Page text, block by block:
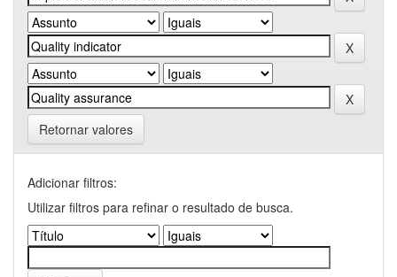
Retornar valores
Adicionar filtros:
Utilizar filtros para refinar o resultado de busca.